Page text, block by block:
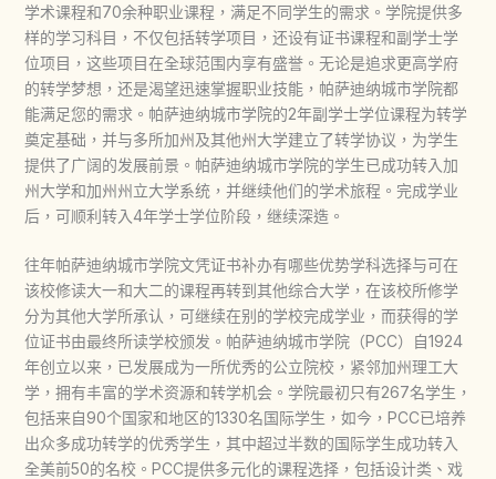
学术课程和70余种职业课程，满足不同学生的需求。学院提供多
样的学习科目，不仅包括转学项目，还设有证书课程和副学士学
位项目，这些项目在全球范围内享有盛誉。无论是追求更高学府
的转学梦想，还是渴望迅速掌握职业技能，帕萨迪纳城市学院都
能满足您的需求。帕萨迪纳城市学院的2年副学士学位课程为转学
奠定基础，并与多所加州及其他州大学建立了转学协议，为学生
提供了广阔的发展前景。帕萨迪纳城市学院的学生已成功转入加
州大学和加州州立大学系统，并继续他们的学术旅程。完成学业
后，可顺利转入4年学士学位阶段，继续深造。
往年帕萨迪纳城市学院文凭证书补办有哪些优势学科选择与可在
该校修读大一和大二的课程再转到其他综合大学，在该校所修学
分为其他大学所承认，可继续在别的学校完成学业，而获得的学
位证书由最终所读学校颁发。帕萨迪纳城市学院（PCC）自1924
年创立以来，已发展成为一所优秀的公立院校，紧邻加州理工大
学，拥有丰富的学术资源和转学机会。学院最初只有267名学生，
包括来自90个国家和地区的1330名国际学生，如今，PCC已培养
出众多成功转学的优秀学生，其中超过半数的国际学生成功转入
全美前50的名校。PCC提供多元化的课程选择，包括设计类、戏